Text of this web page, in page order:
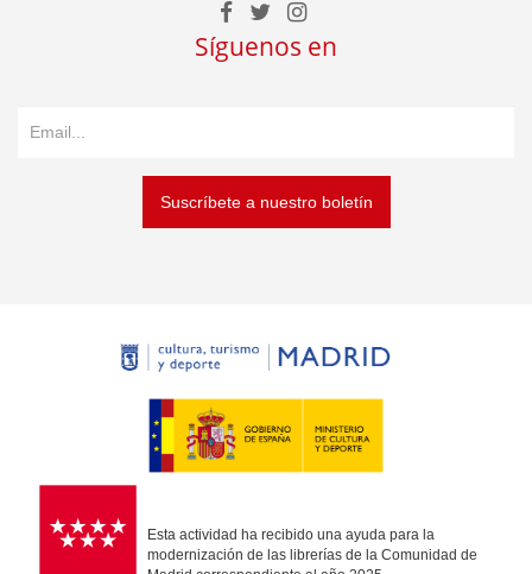
Síguenos en
Suscríbete a nuestro boletín
Esta actividad ha recibido una ayuda para la
modernización de las librerías de la Comunidad de